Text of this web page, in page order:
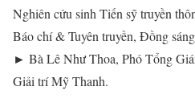
Nghiên cứu sinh Tiến sỹ truyền
Báo chí & Tuyên truyền, Đồng
► Bà Lê Như Thoa, Phó Tổng
Giải trí Mỹ Thanh.